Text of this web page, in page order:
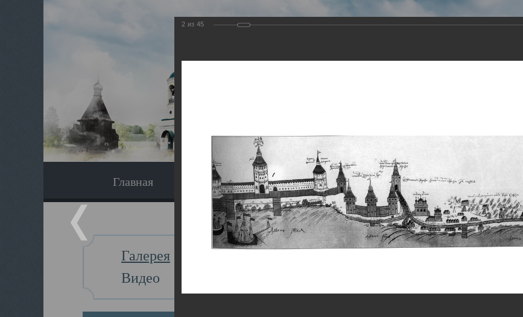
Земли
Сайт создан по
Главная Экскурсия Наследники Галерея
Галерея
Видео
Главная Галерея Храмы-мученики Архангельска
Свято-Троицкий
2 из 45